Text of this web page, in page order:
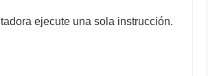
ejecute una sola instrucción.